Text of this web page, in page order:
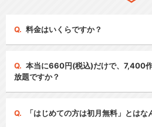
料金はいくらですか？
本当に660円(税込)だけで、7,400
放題ですか？
「はじめての方は初月無料」とはな